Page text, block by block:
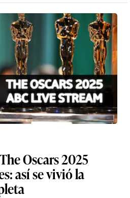
Oscars 2025
así se vivió la